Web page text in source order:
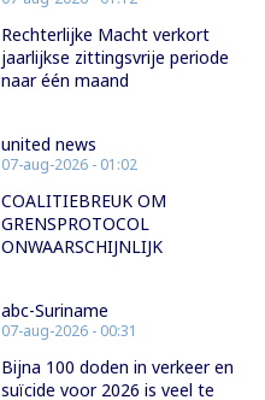
Rechterlijke Macht verkort
jaarlijkse zittingsvrije periode
naar één maand
united news
07-aug-2026 - 01:02
COALITIEBREUK OM
GRENSPROTOCOL
ONWAARSCHIJNLIJK
abc-Suriname
07-aug-2026 - 00:31
Bijna 100 doden in verkeer en
suïcide voor 2026 is veel te